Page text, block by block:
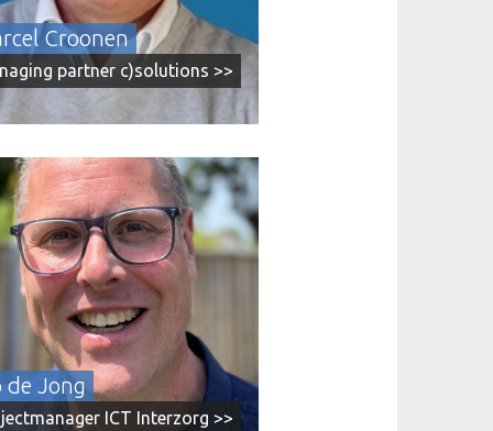
Croonen
partner c)solutions >>
onnodige omwegen.
de Jong
ICT Interzorg >>
biedt verpleging, verzorging en
aan ouderen in Noord- en
Drenthe. Er zijn negen zorglocaties
servicecentrum. De organisatie telt
mensen. Dit is inclusief
die in de toekomst ook toegang
krijgen tot het intranet.